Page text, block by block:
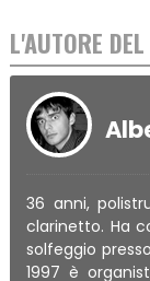
L'AUTORE
36 anni,
clarinetto. Ha
solfeggio
1997 è